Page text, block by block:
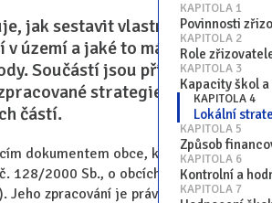
jak sestavit vlastní strategii
území a jaké to má pro
Součástí jsou příklady
strategie různých
částí.
dokumentem obce, který je
128/2000 Sb., o obcích, je Program
Jeho zpracování je právem obce,
KAPITOLA 1
Povinnosti
KAPITOLA 2
Role
KAPITOLA 3
Kapacity škol
KAPITOLA 4
Lokální
KAPITOLA 5
Způsob
KAPITOLA 6
Kontrolní a
KAPITOLA 7